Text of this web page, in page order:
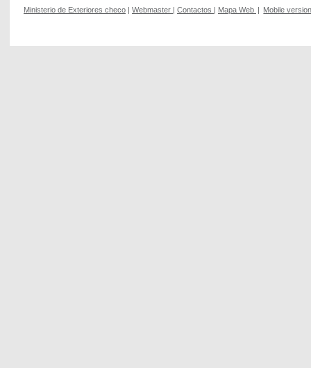
Ministerio de Exteriores checo | Webmaster | Contactos | Mapa Web | Mobile